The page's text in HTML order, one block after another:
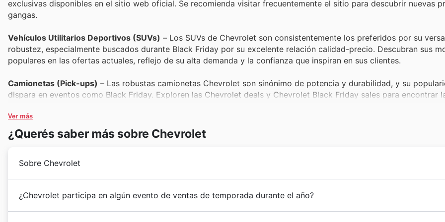
exclusivas disponibles en el sitio web oficial. Se recomienda visitar frecuentemente el sitio para descubrir nuevas
gangas.
Vehículos Utilitarios Deportivos (SUVs) – Los SUVs de Chevrolet son consistentemente los preferidos por su
robustez, especialmente buscados durante Black Friday por su excelente relación calidad-precio. Descubran sus
populares en las ofertas actuales, reflejo de su alta demanda y la confianza que inspiran en sus clientes.
Camionetas (Pick-ups) – Las robustas camionetas Chevrolet son sinónimo de potencia y durabilidad, y su
dispara en eventos como Black Friday. Exploren las Chevrolet deals y Chevrolet Black Friday sales para encontrar
Sedanes Familiares – Ofreciendo confort, seguridad y eficiencia, los sedanes familiares de Chevrolet siempre están
vendidos, y Black Friday es el momento perfecto para adquirirlos. Consulten los Chevrolet weekly ads para ver las
excelente inversión para sus compradores.
Ver más
¿Querés saber más sobre Chevrolet
Sobre Chevrolet
trayectoria en Perú. Desde su llegada, la compañía ha trabajado incansablemente para ofrecer vehículos que
diseño, rendimiento y confiabilidad, ganándose la confianza de miles de peruanos. Su compromiso con la
¿Chevrolet participa en algún evento de ventas de temporada durante el año?